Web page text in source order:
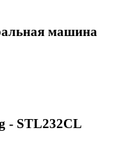
машина
- STL232CL